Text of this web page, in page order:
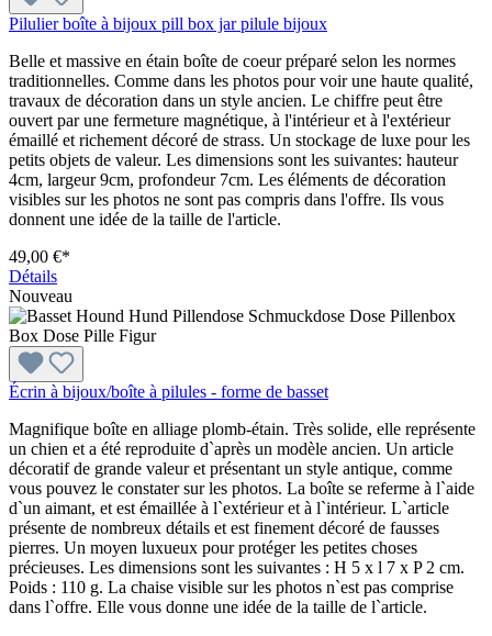
Pilulier boîte à bijoux pill box jar pilule bijoux
Belle et massive en étain boîte de coeur préparé selon les normes
traditionnelles. Comme dans les photos pour voir une haute qualité,
travaux de décoration dans un style ancien. Le chiffre peut être
ouvert par une fermeture magnétique, à l'intérieur et à l'extérieur
émaillé et richement décoré de strass. Un stockage de luxe pour les
petits objets de valeur. Les dimensions sont les suivantes: hauteur
4cm, largeur 9cm, profondeur 7cm. Les éléments de décoration
visibles sur les photos ne sont pas compris dans l'offre. Ils vous
donnent une idée de la taille de l'article.
49,00 €*
Détails
Nouveau
Écrin à bijoux/boîte à pilules - forme de basset
Magnifique boîte en alliage plomb-étain. Très solide, elle représente
un chien et a été reproduite d`après un modèle ancien. Un article
décoratif de grande valeur et présentant un style antique, comme
vous pouvez le constater sur les photos. La boîte se referme à l`aide
d`un aimant, et est émaillée à l`extérieur et à l`intérieur. L`article
présente de nombreux détails et est finement décoré de fausses
pierres. Un moyen luxueux pour protéger les petites choses
précieuses. Les dimensions sont les suivantes : H 5 x l 7 x P 2 cm.
Poids : 110 g. La chaise visible sur les photos n`est pas comprise
dans l`offre. Elle vous donne une idée de la taille de l`article.